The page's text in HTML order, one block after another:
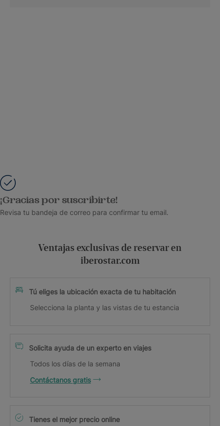
¡Gracias por suscribirte!
Revisa tu bandeja de correo para confirmar tu email.
Ventajas exclusivas de reservar en
iberostar.com
Tú eliges la ubicación exacta de tu habitación
Selecciona la planta y las vistas de tu estancia
Solicita ayuda de un experto en viajes
Todos los días de la semana
Contáctanos gratis
Tienes el mejor precio online